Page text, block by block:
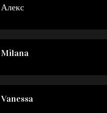
Алекс
Milana
Vanessa